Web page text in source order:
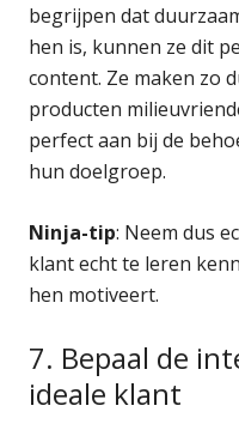
begrijpen dat
hen is, kunnen ze dit
content. Ze maken zo
producten
perfect aan bij de
hun doelgroep.
Ninja-tip: Neem dus
klant echt te leren
hen motiveert.
7. Bepaal de
ideale klant